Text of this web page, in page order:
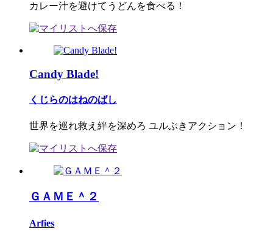
カレー汁を避けてうどんを食べる！
Candy Blade!
くじらのはねのばし
世界を巡れ救え絆を深めろ ユルぶきアクション！
ＧＡＭＥ＾２
Arfies